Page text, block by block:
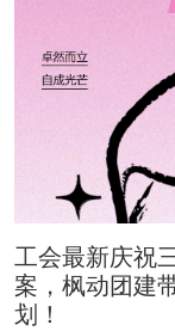
工会最新庆祝
案，枫动团建
划！